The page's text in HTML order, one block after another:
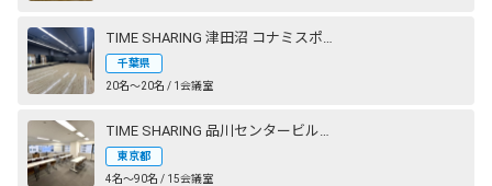
千葉県
20名〜20名 / 1会議室
TIME SHARING 品川センタービルディング
東京都
4名〜90名 / 15会議室